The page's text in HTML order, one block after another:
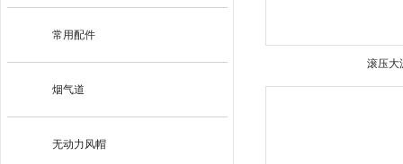
常用配件
烟气道
无动力风帽
滚压大